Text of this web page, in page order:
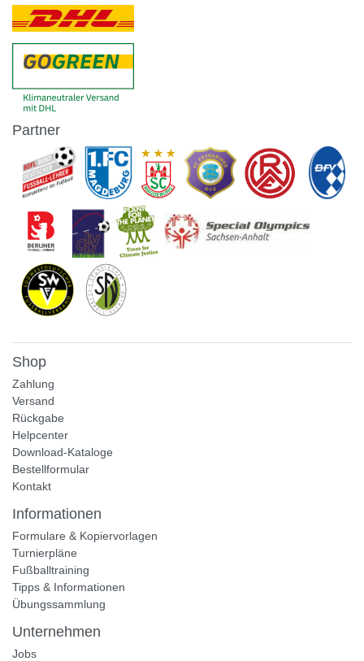
Partner
Shop
Zahlung
Versand
Rückgabe
Helpcenter
Download-Kataloge
Bestellformular
Kontakt
Informationen
Formulare & Kopiervorlagen
Turnierpläne
Fußballtraining
Tipps & Informationen
Übungssammlung
Unternehmen
Jobs